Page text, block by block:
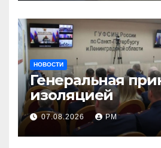
НОВОСТИ
Генеральная
изоляцией
07.08.2026 РМ